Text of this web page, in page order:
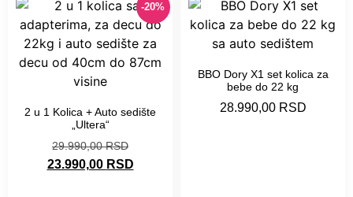
-20%
2 u 1 Kolica + Auto sedište
„Ultera“
29.990,00RSD
23.990,00 RSD
BBO Dory X1 set kolica za
bebe do 22 kg
28.990,00 RSD